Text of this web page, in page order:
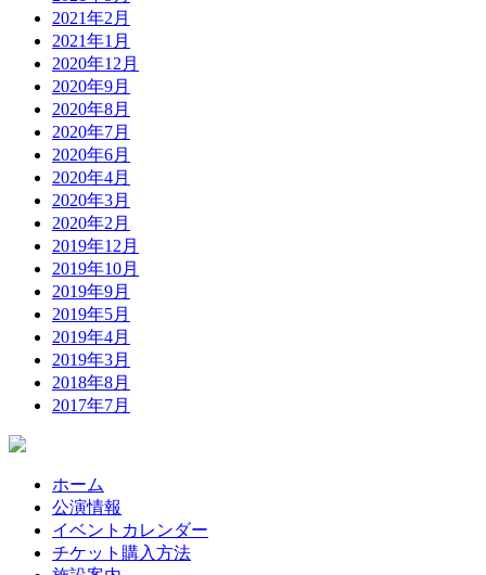
2021年2月
2021年1月
2020年12月
2020年9月
2020年8月
2020年7月
2020年6月
2020年4月
2020年3月
2020年2月
2019年12月
2019年10月
2019年9月
2019年5月
2019年4月
2019年3月
2018年8月
2017年7月
ホーム
公演情報
イベントカレンダー
チケット購入方法